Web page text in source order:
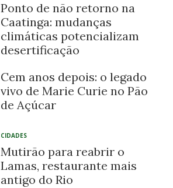
Ponto de não retorno na
Caatinga: mudanças
climáticas potencializam
desertificação
Cem anos depois: o legado
vivo de Marie Curie no Pão
de Açúcar
CIDADES
Mutirão para reabrir o
Lamas, restaurante mais
antigo do Rio